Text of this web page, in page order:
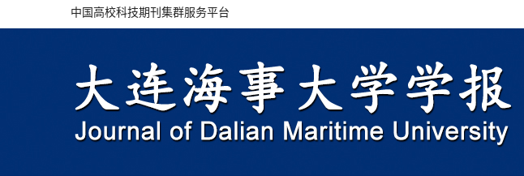
中国高校科技期刊集群服务平台